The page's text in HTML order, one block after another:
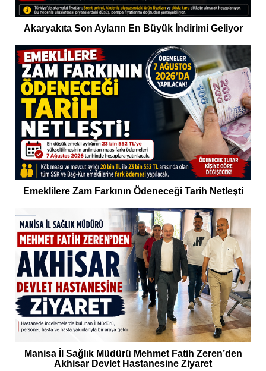
Akaryakıta Son Ayların En Büyük İndirimi Geliyor
Emeklilere Zam Farkının Ödeneceği Tarih Netleşti
Manisa İl Sağlık Müdürü Mehmet Fatih Zeren’den
Akhisar Devlet Hastanesine Ziyaret